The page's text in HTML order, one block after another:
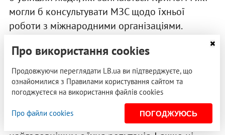
могли б консультувати МЗС щодо їхньої
роботи з міжнародними організаціями.
Як ви вважаєте, мають подіяти українські
санкції, які наклали спочатку на кримські
музеї, а тепер і на російські?
Взагалі ці санкції треба було вводити дуже-
дуже давно, тому що для культурних інституцій
Про використання cookies
Продовжуючи переглядати LB.ua ви підтверджуєте, що
ознайомилися з Правилами користування сайтом та
погоджуєтеся на використання файлів cookies
Про файли cookies ПОГОДЖУЮСЬ